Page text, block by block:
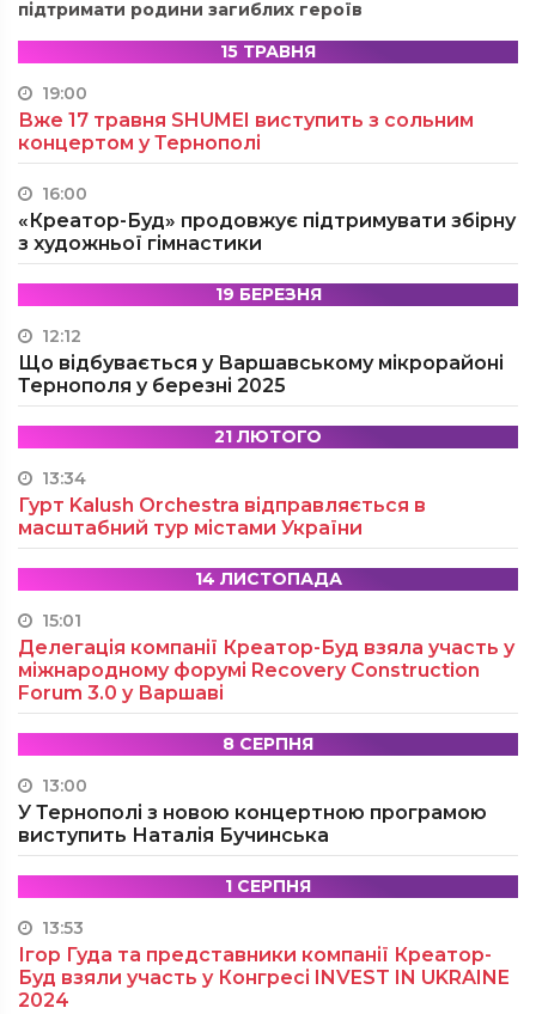
підтримати родини загиблих героїв
15 ТРАВНЯ
19:00
Вже 17 травня SHUMEI виступить з сольним
концертом у Тернополі
16:00
«Креатор-Буд» продовжує підтримувати збірну
з художньої гімнастики
19 БЕРЕЗНЯ
12:12
Що відбувається у Варшавському мікрорайоні
Тернополя у березні 2025
21 ЛЮТОГО
13:34
Гурт Kalush Orchestra відправляється в
масштабний тур містами України
14 ЛИСТОПАДА
15:01
Делегація компанії Креатор-Буд взяла участь у
міжнародному форумі Recovery Construction
Forum 3.0 у Варшаві
8 СЕРПНЯ
13:00
У Тернополі з новою концертною програмою
виступить Наталія Бучинська
1 СЕРПНЯ
13:53
Ігор Гуда та представники компанії Креатор-
Буд взяли участь у Конгресі INVEST IN UKRAINE
2024